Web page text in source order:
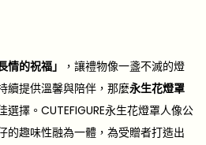
的祝福」
，讓禮物像一盞不滅的燈
續提供溫馨與陪伴，那麼永生花燈罩
擇。CUTEFIGURE永生花燈罩人像公
的趣味性融為一體，為受贈者打造出